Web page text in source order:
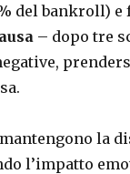
del bankroll) e
– dopo tre
la
l’impatto